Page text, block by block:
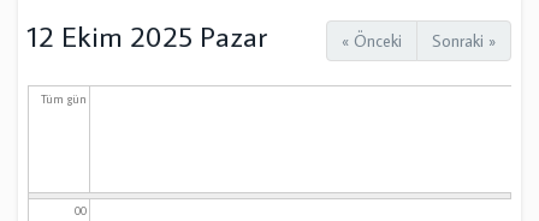
« Önceki Sonraki »
12 Ekim 2025 Pazar
Tüm gün
00